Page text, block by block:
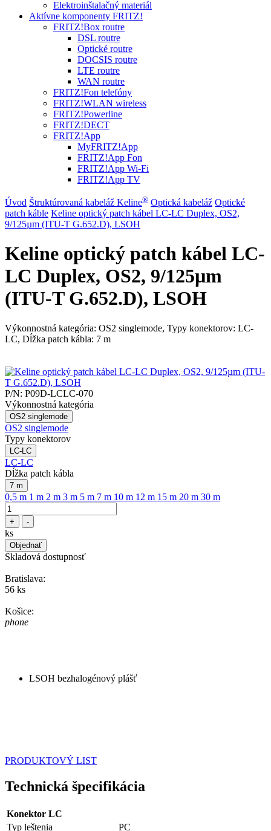
Elektroinštalačný materiál
Aktívne komponenty FRITZ!
FRITZ!Box routre
DSL routre
Optické routre
DOCSIS routre
LTE routre
WAN routre
FRITZ!Fon telefóny
FRITZ!WLAN wireless
FRITZ!Powerline
FRITZ!DECT
FRITZ!App
MyFRITZ!App
FRITZ!App Fon
FRITZ!App Wi-Fi
FRITZ!App TV
Úvod Štruktúrovaná kabeláž Keline® Optická kabeláž Optické
patch káble Keline optický patch kábel LC-LC Duplex, OS2,
9/125µm (ITU-T G.652.D), LSOH
Keline optický patch kábel LC-
LC Duplex, OS2, 9/125µm
(ITU-T G.652.D), LSOH
Výkonnostná kategória: OS2 singlemode, Typy konektorov: LC-
LC, Dĺžka patch kábla: 7 m
P/N: P09D-LCLC-070
Výkonnostná kategória
OS2 singlemode
OS2 singlemode
Typy konektorov
LC-LC
LC-LC
Dĺžka patch kábla
7 m
0,5 m 1 m 2 m 3 m 5 m 7 m 10 m 12 m 15 m 20 m 30 m
+ -
ks
Objednať
Skladová dostupnosť
Bratislava:
56 ks
Košice:
phone
LSOH bezhalogénový plášť
PRODUKTOVÝ LIST
Technická špecifikácia
Konektor LC
Typ leštenia
PC